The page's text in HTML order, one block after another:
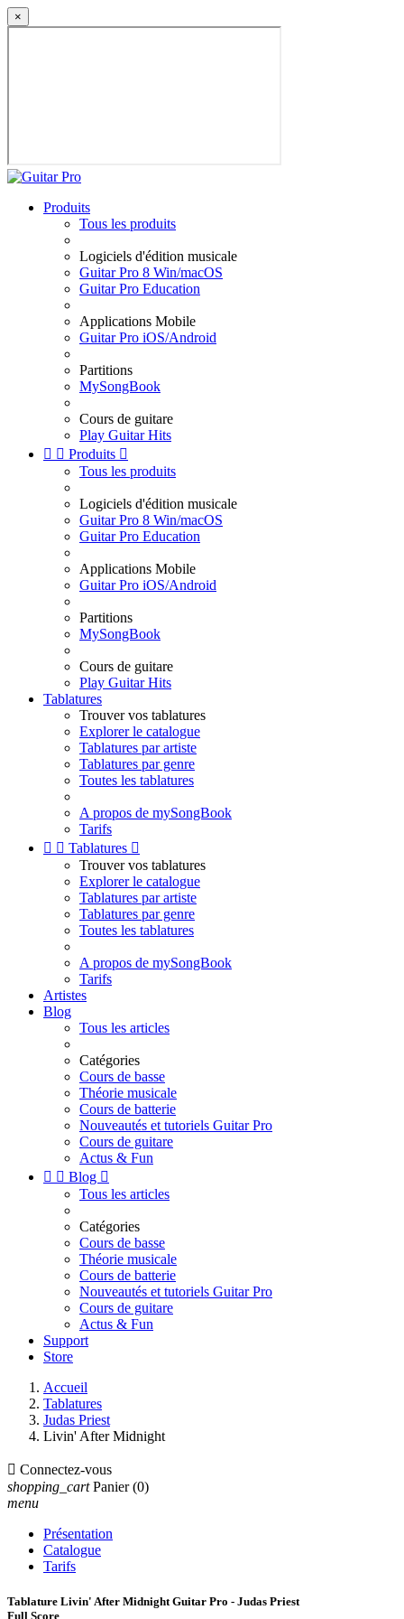
×
Produits
Tous les produits
Logiciels d'édition musicale
Guitar Pro 8 Win/macOS
Guitar Pro Education
Applications Mobile
Guitar Pro iOS/Android
Partitions
MySongBook
Cours de guitare
Play Guitar Hits
  Produits 
Tous les produits
Logiciels d'édition musicale
Guitar Pro 8 Win/macOS
Guitar Pro Education
Applications Mobile
Guitar Pro iOS/Android
Partitions
MySongBook
Cours de guitare
Play Guitar Hits
Tablatures
Trouver vos tablatures
Explorer le catalogue
Tablatures par artiste
Tablatures par genre
Toutes les tablatures
A propos de mySongBook
Tarifs
  Tablatures 
Trouver vos tablatures
Explorer le catalogue
Tablatures par artiste
Tablatures par genre
Toutes les tablatures
A propos de mySongBook
Tarifs
Artistes
Blog
Tous les articles
Catégories
Cours de basse
Théorie musicale
Cours de batterie
Nouveautés et tutoriels Guitar Pro
Cours de guitare
Actus & Fun
  Blog 
Tous les articles
Catégories
Cours de basse
Théorie musicale
Cours de batterie
Nouveautés et tutoriels Guitar Pro
Cours de guitare
Actus & Fun
Support
Store
Accueil
Tablatures
Judas Priest
Livin' After Midnight
 Connectez-vous
shopping_cart Panier (0)
menu
Présentation
Catalogue
Tarifs
Tablature Livin' After Midnight Guitar Pro - Judas Priest
Full Score